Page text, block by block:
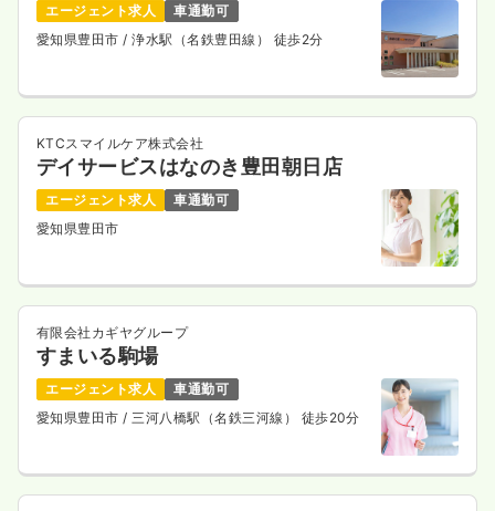
エージェント求人
車通勤可
愛知県豊田市/ 浄水駅（名鉄豊田線） 徒歩2分
KTCスマイルケア株式会社
デイサービスはなのき豊田朝日店
エージェント求人
車通勤可
愛知県豊田市
有限会社カギヤグループ
すまいる駒場
エージェント求人
車通勤可
愛知県豊田市/ 三河八橋駅（名鉄三河線） 徒歩20分